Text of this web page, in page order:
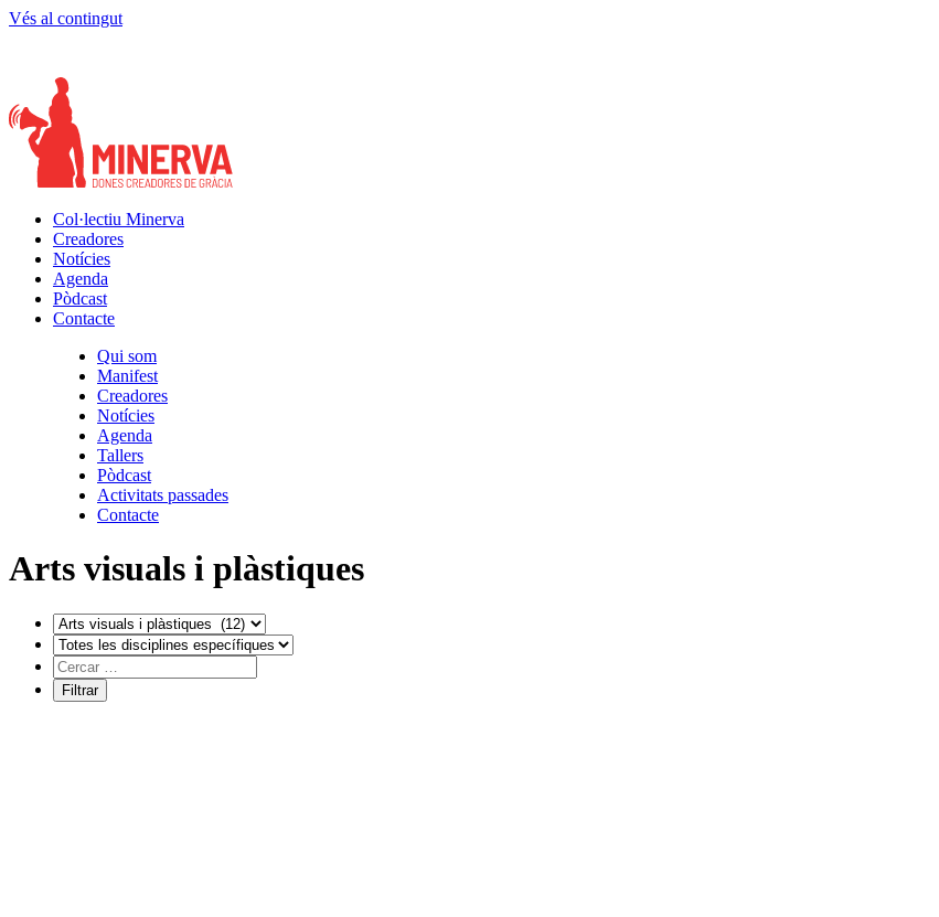
Vés al contingut
Col·lectiu Minerva
Creadores
Notícies
Agenda
Pòdcast
Contacte
Qui som
Manifest
Creadores
Notícies
Agenda
Tallers
Pòdcast
Activitats passades
Contacte
Arts visuals i plàstiques